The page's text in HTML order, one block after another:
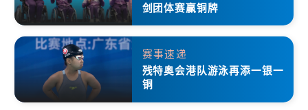
剑团体赛赢铜牌
赛事速递
残特奥会港队游泳再添一银一
铜